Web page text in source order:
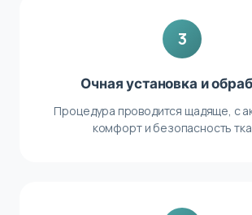
3
Очная установка и
Процедура проводится щадяще, с
комфорт и безопасность